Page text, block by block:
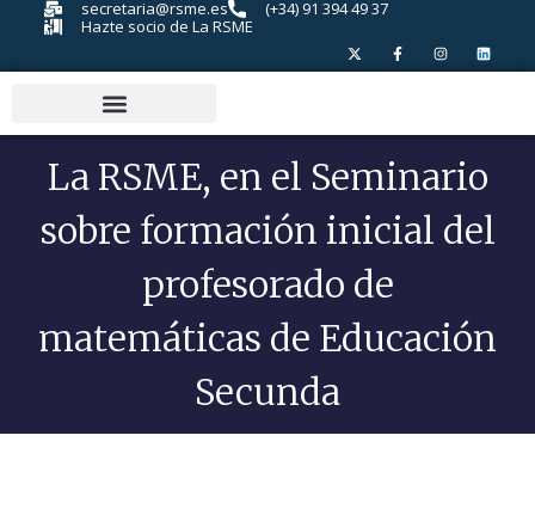
secretaria@rsme.es
(+34) 91 394 49 37
Hazte socio de La RSME
La RSME, en el Seminario
sobre formación inicial del
profesorado de
matemáticas de Educación
Secunda